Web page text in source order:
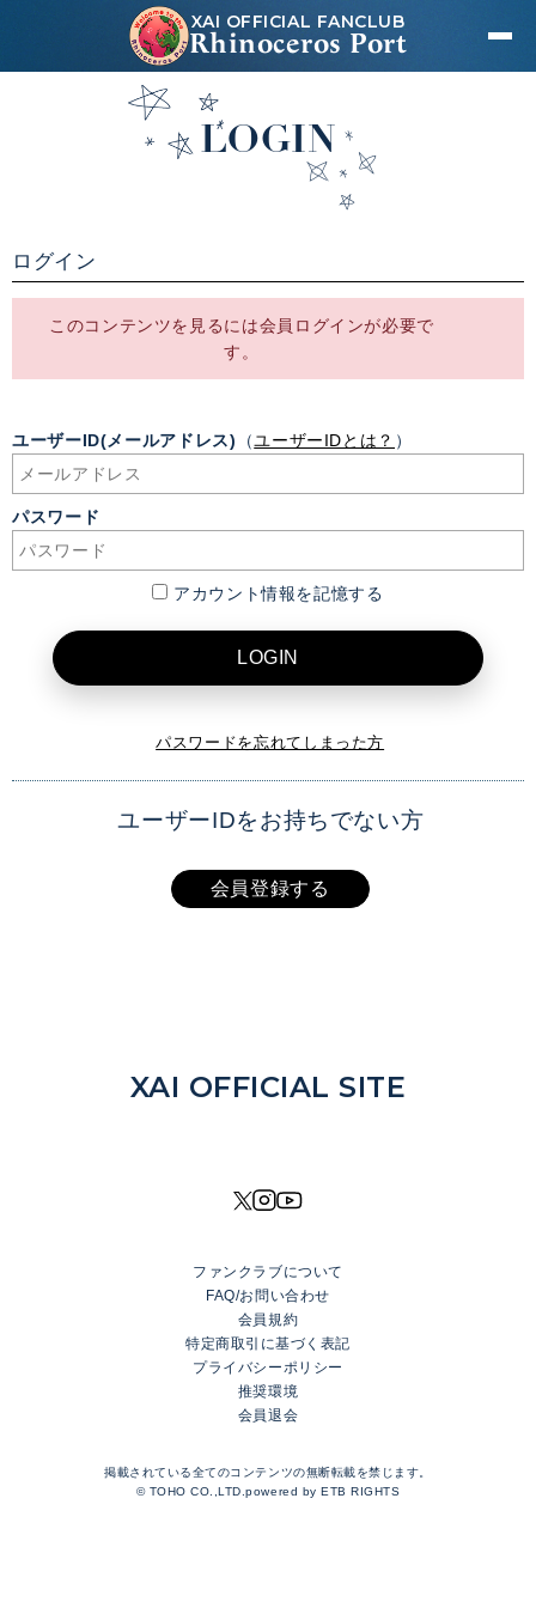
XAI OFFICIAL FANCLUB
Rhinoceros Port
LOGIN
ログイン
このコンテンツを見るには会員ログインが必要で
す。
ユーザーID(メールアドレス) （ユーザーIDとは？ ）
パスワード
アカウント情報を記憶する
LOGIN
パスワードを忘れてしまった方
ユーザーIDをお持ちでない方
会員登録する
NEWS
DISCOGRAPHY
XAI OFFICIAL FANCLUB
Rhinoceros Port
LOGIN
TOP
BLOG
XAI OFFICIAL SITE
ファンクラブについて
FAQ/お問い合わせ
会員規約
特定商取引に基づく表記
プライバシーポリシー
推奨環境
会員退会
掲載されている全てのコンテンツの無断転載を禁じます。
© TOHO CO.,LTD.powered byETB RIGHTS